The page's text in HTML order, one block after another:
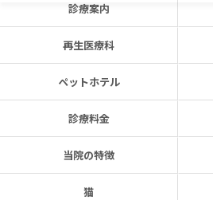
診療案内
再生医療科
ペットホテル
診療料金
当院の特徴
猫